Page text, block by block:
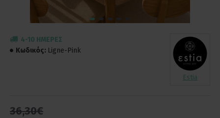
36,30€
4-10 ΗΜΈΡΕΣ
Κωδικός: Ligne-Pink
Estia